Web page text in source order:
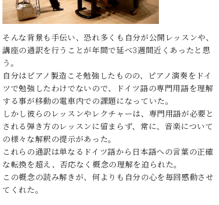
C.
ベ
ヒ
シ
ュ
イ
ン
コ
サ
ー
ト
/
C.
ベ
シ
ベ
ヒ
ュ
タ
イ
ン・
ャ
パ
ン
の
取
り
組
み
ピ
の
声
ヒ
シ
ュ
タ
イ
の
音
色
ベ
ヒ
シ
ー
ス・
イ
ベ
ン
プ
レ
リ
リ
ー
ス
知
ら
せ・
メ
デ
ィ
ア
情
報)
正
規
デ
ー
ラ
ー・
取
扱
店
く
の
営
店
舗
ま
オンライン試弾
メルマガ登録
趣
味
か
格
イ
ン・
ジ
パ
ン
ブ
ロ
グ
そんな背景も手伝い、恐れ多くも自分が公開レッスンや、
講座の通訳を行うことが年間で延べ3週間近くあったと思
う。
自分はピアノ製造こそ勉強したものの、ピアノ演奏をドイ
ツで勉強したわけでないので、ドイツ語の専門用語を理解
する事が移動の電車内での課題になっていた。
しかし彼らのレッスンやレクチャーは、専門用語が必要と
される弾き方のレッスンに留まらず、常に、音楽について
の様々な解釈の提示があった。
これらの通訳は単なるドイツ語から日本語への言葉の正確
な転換を超え、否応なく概念の理解を迫られた。
この概念の読み解きが、何よりも自分の心を毎回感動させ
てくれた。